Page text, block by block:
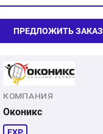
ПРЕДЛОЖИТЬ ЗАКАЗ
КОМПАНИЯ
Оконикс